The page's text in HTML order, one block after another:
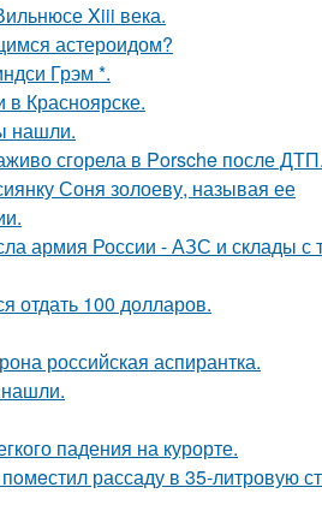
Xiii века.
астероидом?
Грэм *.
в Красноярске.
нашли.
сгорела в Porsche после ДТП.
Соня золоеву, называя ее
армия России - АЗС и склады с
отдать 100 долларов.
российская аспирантка.
падения на курорте.
рассаду в 35-литровую